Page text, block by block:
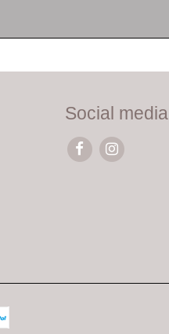
Social media